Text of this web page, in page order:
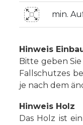
min.
Hinweis
Bitte geben
Fallschutzes
je nach dem
Hinweis Holz
Das Holz ist